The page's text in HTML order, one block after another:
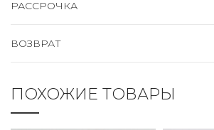
РАССРОЧКА
ВОЗВРАТ
ПОХОЖИЕ ТОВАРЫ